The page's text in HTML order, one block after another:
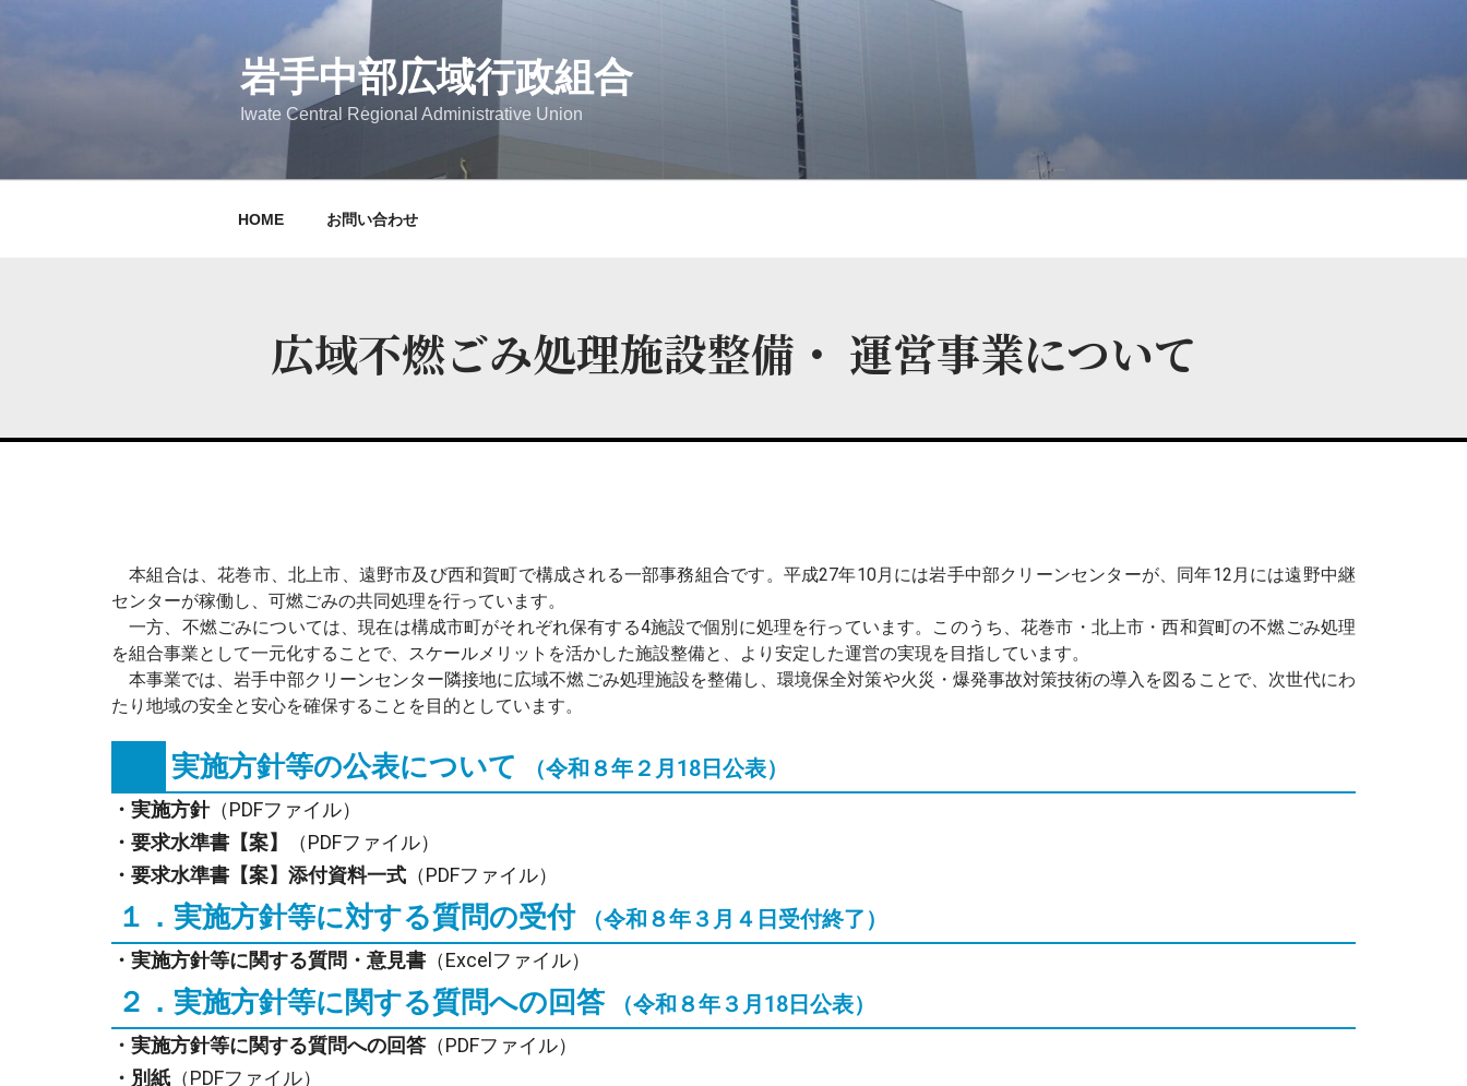
岩手中部広域行政組合
Iwate Central Regional Administrative Union
HOME お問い合わせ
広域不燃ごみ処理施設整備・ 運営事業について
本組合は、花巻市、北上市、遠野市及び西和賀町で構成される一部事務組合です。平成27年10月には岩手中部クリーンセンターが、同年12月には遠野中継
センターが稼働し、可燃ごみの共同処理を行っています。
一方、不燃ごみについては、現在は構成市町がそれぞれ保有する4施設で個別に処理を行っています。このうち、花巻市・北上市・西和賀町の不燃ごみ処理
を組合事業として一元化することで、スケールメリットを活かした施設整備と、より安定した運営の実現を目指しています。
本事業では、岩手中部クリーンセンター隣接地に広域不燃ごみ処理施設を整備し、環境保全対策や火災・爆発事故対策技術の導入を図ることで、次世代にわ
たり地域の安全と安心を確保することを目的としています。
実施方針等の公表について （令和８年２月18日公表）
・ 実施方針（PDFファイル）
・ 要求水準書【案】
（PDFファイル）
・ 要求水準書【案】添付資料一式 （PDFファイル）
１．実施方針等に対する質問の受付 （令和８年３月４日受付終了）
・ 実施方針等に関する質問・意見書 （Excelファイル）
２．実施方針等に関する質問への回答 （令和８年３月18日公表）
・ 実施方針等に関する質問への回答 （PDFファイル）
・ 別紙 （PDFファイル）